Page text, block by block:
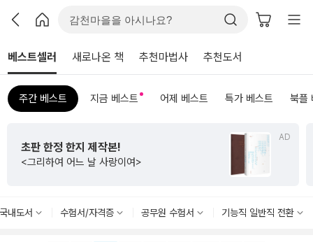
베스트셀러 새로나온 책 추천마법사 추천도서
주간 베스트 지금 베스트 어제 베스트 특가 베스트 북플
AD
초판 한정 한지 제작본!
<그리하여 어느 날 사랑이여>
국내도서 수험서/자격증 공무원 수험서 기능직 일반직 전환